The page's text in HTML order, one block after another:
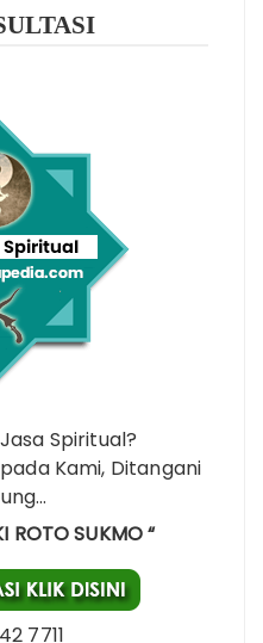
Spiritual?
Kami, Ditangani
ROTO SUKMO “
7711